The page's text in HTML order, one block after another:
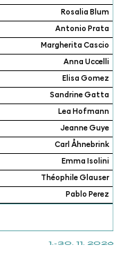
1.-30. 11. 2026
Rosalia Blum
Antonio Prata
Margherita Cascio
Anna Uccelli
Elisa Gomez
Sandrine Gatta
Lea Hofmann
Jeanne Guye
Carl Åhnebrink
Emma Isolini
Théophile Glauser
Pablo Perez